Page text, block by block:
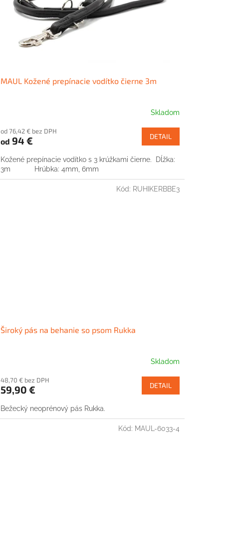
MAUL Kožené prepínacie vodítko čierne 3m
Skladom
od 76,42 € bez DPH
od 94 € DETAIL
Kožené prepínacie vodítko s 3 krúžkami čierne. Dĺžka:
3m Hrúbka: 4mm, 6mm
Široký pás na behanie so psom Rukka
Skladom
48,70 € bez DPH
59,90 € DETAIL
Bežecký neoprénový pás Rukka.
Kód: RUHIKERBBE3
Kód: MAUL-6033-4